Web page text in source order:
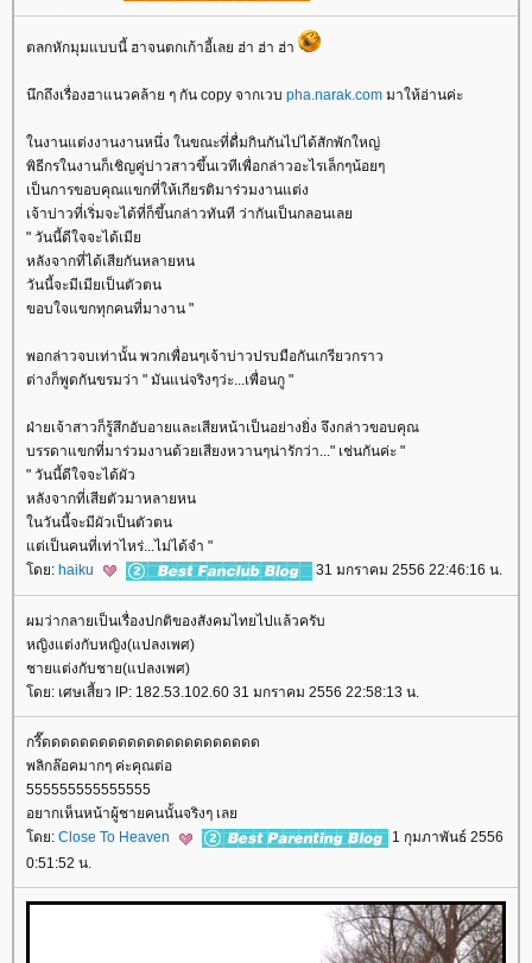
ตลกหักมุมแบบนี้ ฮาจนตกเก้าอี้เลย ฮ่า ฮ่า ฮ่า
นึกถึงเรื่องฮาแนวคล้าย ๆ กัน copy จากเวบ pha.narak.com มาให้อ่านค่ะ
นงานแต่งงานงานหนึ่ง ในขณะที่ดื่มกินกันไปได้สักพักใหญ่
พิธีกรในงานก็เชิญคู่บ่าวสาวขึ้นเวทีเพื่อกล่าวอะไรเล็กๆน้อยๆ
เป็นการขอบคุณแขกที่ให้เกียรติมาร่วมงานแต่ง
เจ้าบ่าวที่เริ่มจะได้ที่ก็ขึ้นกล่าวทันที ว่ากันเป็นกลอนเล
" วันนี้ดีใจจะได้เมี
หลังจากที่ได้เสียกันหลายหน
วันนี้จะมีเมียเป็นตัวตน
ขอบใจแขกทุกคนที่มางาน "
พอกล่าวจบเท่านั้น พวกเพื่อนๆเจ้าบ่าวปรบมือกันเกรียวกราว
ต่างก็พูดกันขรมว่า " มันแน่จริงๆว่ะ...เพื่อนกู "
ฝ่ายเจ้าสาวก็รู้สึกอับอายและเสียหน้าเป็นอย่างยิ่ง จึงกล่าวขอบคุณ
บรรดาแขกที่มาร่วมงานด้วยเสียงหวานๆน่ารักว่า..." เช่นกันค่ะ "
" วันนี้ดีใจจะได้ผัว
หลังจากที่เสียตัวมาหลายหน
นวันนี้จะมีผัวเป็นตัวตน
ต่เป็นคนที่เท่าไหร่...ไม่ได้จำ "
ดย: haiku 31 มกราคม 2556 22:46:16 น.
ผมว่ากลายเป็นเรื่องปกติของสังคมไทยไปแล้วครับ
หญิงแต่งกับหญิง(แปลงเพศ)
ชายแต่งกับชาย(แปลงเพศ)
ดย: เศษเสี้ยว IP: 182.53.102.60 31 มกราคม 2556 22:58:13 น.
กรี๊ดดดดดดดดดดดดดดดดดดดดดดด
พลิกล๊อคมากๆ ค่ะคุณต่อ
555555555555555
อยากเห็นหน้าผู้ชายคนนั้นจริงๆ เล
ดย: Close To Heaven
1 กุมภาพันธ์ 2556
0:51:52 น.